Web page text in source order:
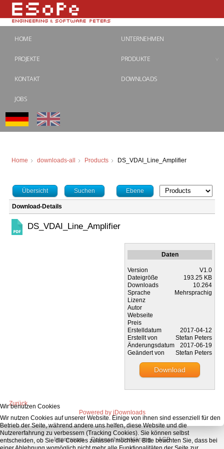
HOME UNTERNEHMEN
PROJEKTE PRODUKTE
KONTAKT DOWNLOADS
JOBS
Home downloads-all Products DS_VDAI_Line_Amplifier
Übersicht Suchen Ebene
Download-Details
DS_VDAI_Line_Amplifier
Daten
Version
V1.0
Dateigröße
193.25 KB
Downloads
10.264
Sprache
Mehrsprachig
Lizenz
Autor
Webseite
Preis
Erstelldatum
2017-04-12
Erstellt von
Stefan Peters
Änderungsdatum
2017-06-19
Geändert von
Stefan Peters
Download
Zurück
Powered by jDownloads
Impressum Datenschutzerklärung AGB
Wir benutzen Cookies
Wir nutzen Cookies auf unserer Website. Einige von ihnen sind essenziell für den
Betrieb der Seite, während andere uns helfen, diese Website und die
Nutzererfahrung zu verbessern (Tracking Cookies). Sie können selbst
entscheiden, ob Sie die Cookies zulassen möchten. Bitte beachten Sie, dass bei